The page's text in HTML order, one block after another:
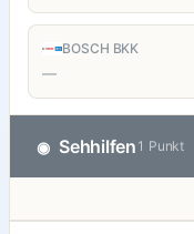
BOSCH BKK
—
◉ Sehhilfen 1 Punkt